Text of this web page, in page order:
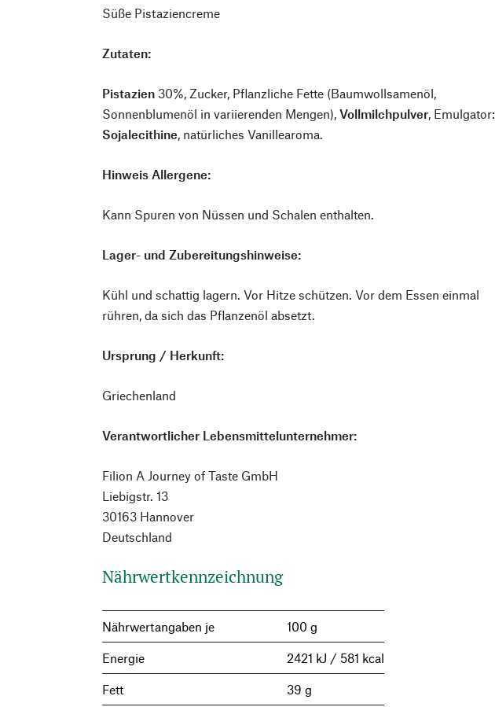
Süße Pistaziencreme
Zutaten:
Pistazien 30%, Zucker, Pflanzliche Fette (Baumwollsamenöl,
Sonnenblumenöl in variierenden Mengen),Vollmilchpulver, Emulgator:
Sojalecithine, natürliches Vanillearoma.
Hinweis Allergene:
Kann Spuren von Nüssen und Schalen enthalten.
Lager- und Zubereitungshinweise:
Kühl und schattig lagern. Vor Hitze schützen. Vor dem Essen einmal
rühren, da sich das Pflanzenöl absetzt.
Ursprung / Herkunft:
Griechenland
Verantwortlicher Lebensmittelunternehmer:
Filion A Journey of Taste GmbH
Liebigstr. 13
30163 Hannover
Deutschland
Nährwertkennzeichnung
Nährwertangaben je 100 g
Energie 2421 kJ / 581 kcal
Fett 39 g